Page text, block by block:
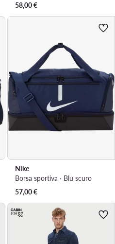
58,00€
Nike
Borsa sportiva · Blu scuro
57,00€